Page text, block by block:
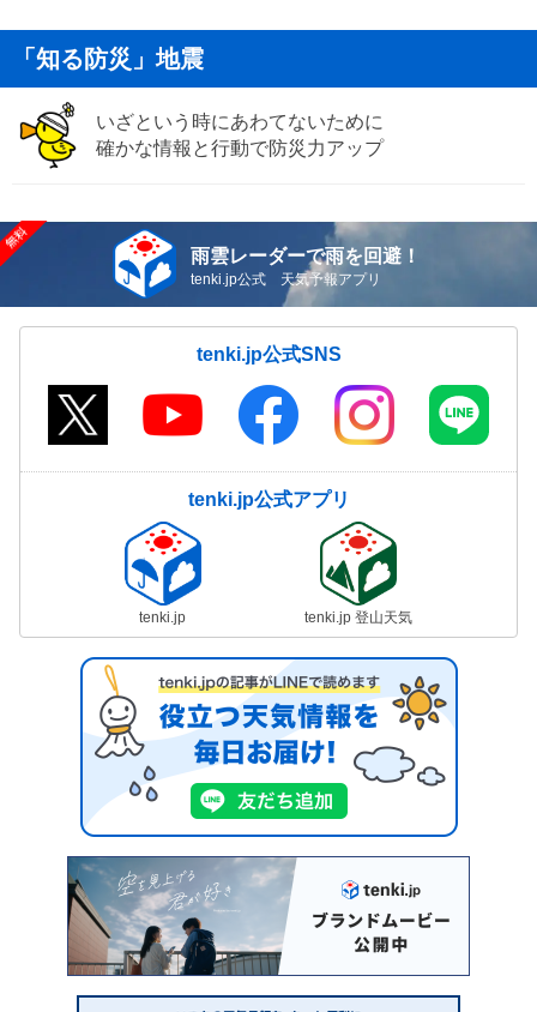
「知る防災」地震
いざという時にあわてないために
確かな情報と行動で防災力アップ
雨雲レーダーで雨を回避！
tenki.jp公式 天気予報アプリ
tenki.jp公式SNS
tenki.jp公式アプリ
tenki.jp tenki.jp 登山天気